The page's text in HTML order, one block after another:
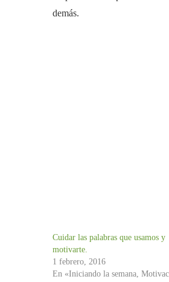
demás.
Cuidar las palabras que usamos y
motivarte.
1 febrero, 2016
En «Iniciando la semana,